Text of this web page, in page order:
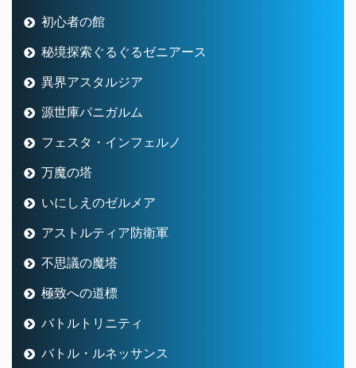
初心者の館
秘境探索ぐるぐるゼニアース
異界アスタルジア
源世庫パニガルム
フェスタ・インフェルノ
万魔の塔
いにしえのゼルメア
アストルティア防衛軍
不思議の魔塔
極致への道標
バトルトリニティ
バトル・ルネッサンス